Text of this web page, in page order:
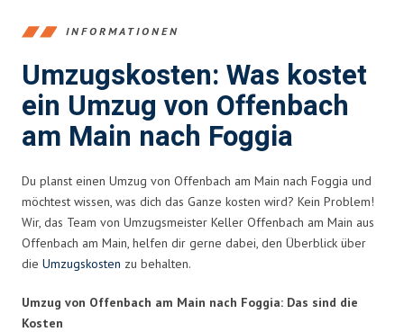
INFORMATIONEN
Umzugskosten: Was kostet
ein Umzug von Offenbach
am Main nach Foggia
Du planst einen Umzug von Offenbach am Main nach Foggia und
möchtest wissen, was dich das Ganze kosten wird? Kein Problem!
Wir, das Team von Umzugsmeister Keller Offenbach am Main aus
Offenbach am Main, helfen dir gerne dabei, den Überblick über
die Umzugskosten zu behalten.
Umzug von Offenbach am Main nach Foggia: Das sind die
Kosten